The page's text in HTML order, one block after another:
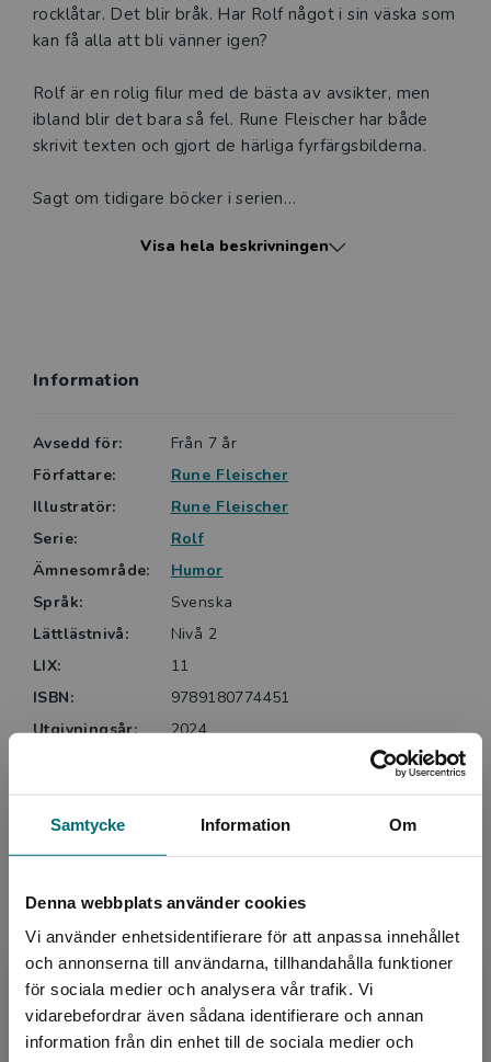
Samtycke Information Om
Denna webbplats använder cookies
Vi använder enhetsidentifierare för att anpassa innehållet
och annonserna till användarna, tillhandahålla funktioner
för sociala medier och analysera vår trafik. Vi
vidarebefordrar även sådana identifierare och annan
information från din enhet till de sociala medier och
Begränsad fraktregion
rocklåtar. Det blir bråk. Har Rolf något i sin väska som
kan få alla att bli vänner igen?
Rolf är en rolig filur med de bästa av avsikter, men
ibland blir det bara så fel. Rune Fleischer har både
skrivit texten och gjort de härliga fyrfärgsbilderna.
Sagt om tidigare böcker i serien
Rolf på karneval
humoristiska på ett sätt som förmodligen appellerar
Nils Ahnland, BTJ
Rolf på disko
Rolf på disko är en rolig bok som verkligen uppfyller
de krav man bör ställa på en bok som utger sig för att
vara lättläst.
Solveig Lidén BTJ
Lättlästa böcker från Nypon är ofta något kortare, har
alltid ett lättare språk och ett innehåll anpassat för
den tänkta läsarens ålder. Nypons böcker är indelade
i sex nivåer. Denna bok ligger på nivå 2 av 6.
Visa hela beskrivningen
Information
Avsedd för:
Från 7 år
Författare:
Rune Fleischer
Illustratör:
Rune Fleischer
Serie:
Rolf
Ämnesområde:
Humor
Språk:
Svenska
Lättlästnivå:
Nivå 2
LIX:
11
ISBN:
9789180774451
Utgivningsår:
2024
Upplaga:
Första
Upphovspersoner